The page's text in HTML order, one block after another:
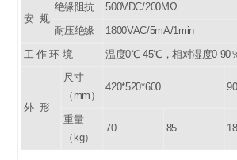
安 规
绝缘阻抗 500VDC/200MΩ
耐压绝缘 1800VAC/5mA/1min
工 作 环 境 温度0℃-45℃，相对湿度0-90
外 形
尺寸
（mm）
420*520*600
重量
（kg）
70 85